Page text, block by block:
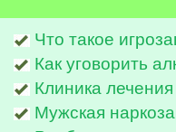
Что такое
Как уговорить
Клиника
Мужская